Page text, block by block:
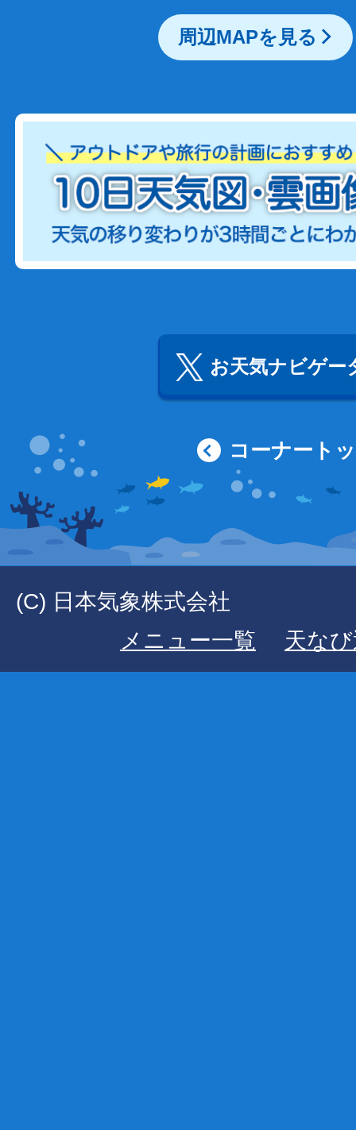
周辺MAPを見る
お天気ナビゲー
コーナート
(C) 日本気象株式会社
メニュー一覧
天な